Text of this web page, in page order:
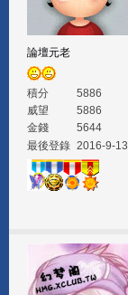
論壇元老
積分
5886
威望
5886
金錢
5644
最後登錄 2016-9-13